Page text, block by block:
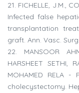
21. FICHELLE, J.M.,
Infected false
transplantation
graft. Ann. Vasc.
22. MANSOOR
HARSHEET SETHI,
MOHAMED RELA -
cholecystectomy.